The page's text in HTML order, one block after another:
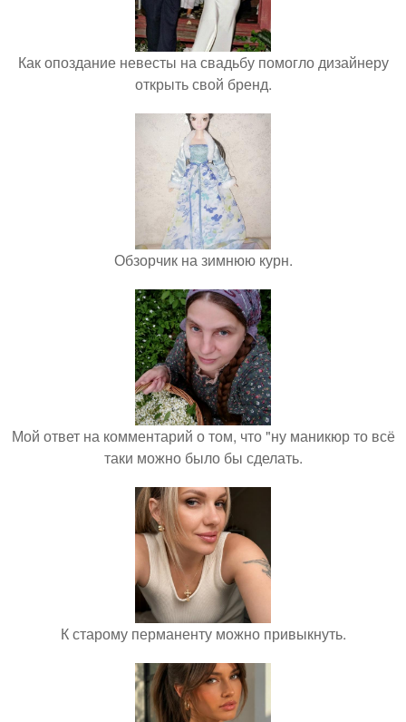
Как опоздание невесты на свадьбу помогло дизайнеру
открыть свой бренд.
Обзорчик на зимнюю курн.
Мой ответ на комментарий о том, что "ну маникюр то всё
таки можно было бы сделать.
К старому перманенту можно привыкнуть.